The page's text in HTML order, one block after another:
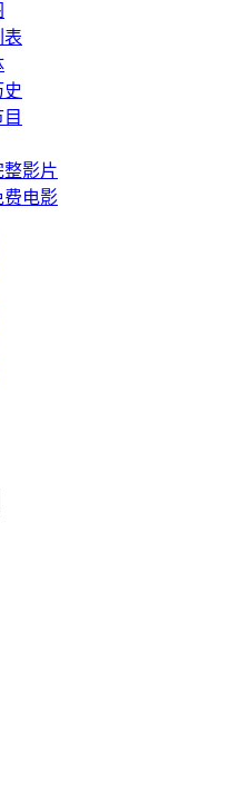
表
史
整影片
费电影